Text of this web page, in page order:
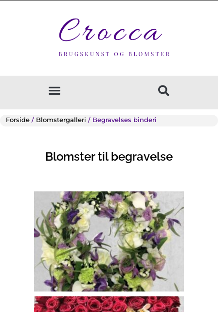
Forside / Blomstergalleri / Begravelses binderi
Blomster til begravelse